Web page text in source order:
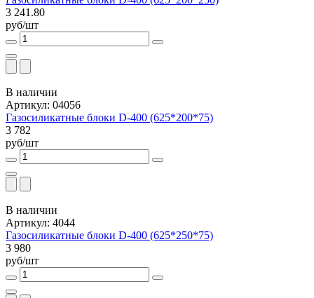
3 241.80
руб/шт
В наличии
Артикул: 04056
Газосиликатные блоки D-400 (625*200*75)
3 782
руб/шт
В наличии
Артикул: 4044
Газосиликатные блоки D-400 (625*250*75)
3 980
руб/шт